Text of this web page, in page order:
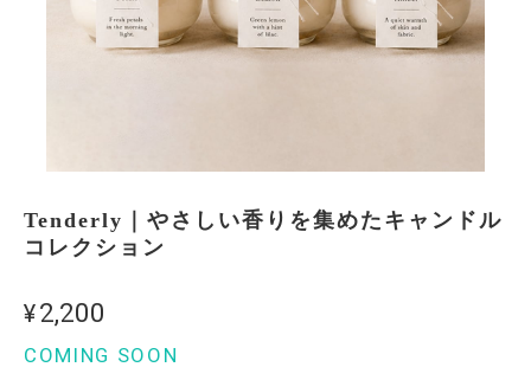
Tenderly｜やさしい香りを集めたキャンドル
コレクション
¥2,200
COMING SOON